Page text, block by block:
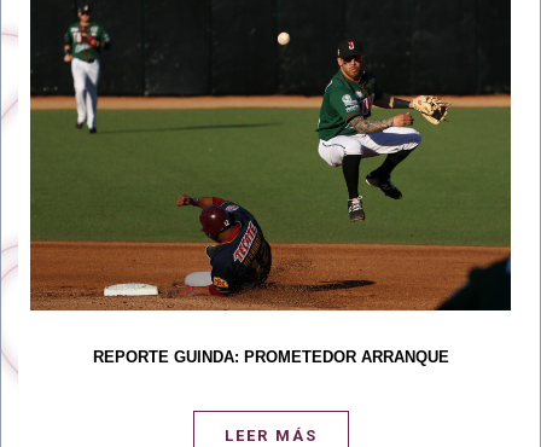
REPORTE GUINDA: PROMETEDOR ARRANQUE
LEER MÁS